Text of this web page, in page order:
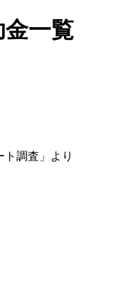
一覧
ト調査」より